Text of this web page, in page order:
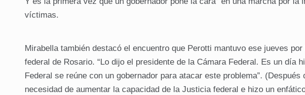
víctimas.
Mirabella también destacó el encuentro que Perotti mantuvo ese jueves
federal de Rosario. “Lo dijo el presidente de la Cámara Federal. Es un día
Federal se reúne con un gobernador para atacar este problema”.
necesidad de aumentar la capacidad de la Justicia federal e hizo un